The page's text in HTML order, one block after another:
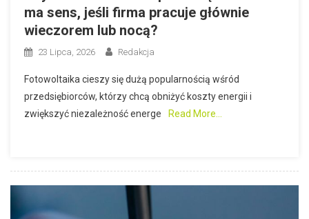
ma sens, jeśli firma pracuje głównie
wieczorem lub nocą?
23 Lipca, 2026 Redakcja
Fotowoltaika cieszy się dużą popularnością wśród
przedsiębiorców, którzy chcą obniżyć koszty energii i
zwiększyć niezależność energe
Read More…